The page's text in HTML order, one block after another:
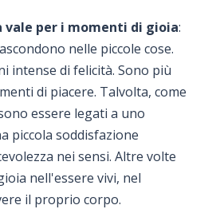
vale per i momenti di gioia:
nelle piccole cose.
intense di felicità. Sono più
di piacere. Talvolta, come
essere legati a uno
piccola soddisfazione
nei sensi. Altre volte
nell'essere vivi, nel
il proprio corpo.